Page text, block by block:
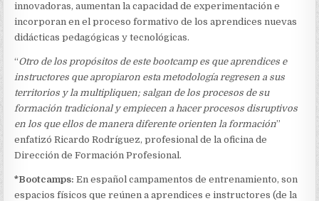
innovadoras, aumentan la capacidad de experimentación e
incorporan en el proceso formativo de los aprendices nuevas
didácticas pedagógicas y tecnológicas.
“Otro de los propósitos de este bootcamp es que aprendices e
instructores que apropiaron estametodología regresen a sus
territorios y la multipliquen; salgan de los procesos de su
formación tradicional y empiecen a hacer procesos disruptivos
en los que ellos de manera diferente orienten la formación”
enfatizó Ricardo Rodríguez, profesional de la oficina de
Dirección de Formación Profesional.
*Bootcamps:En español campamentos de entrenamiento, son
espacios físicos que reúnen a aprendices e instructores (de la